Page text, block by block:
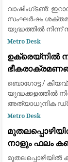
വഴിതേടി
വാഷിംഗ്ടൺ:
സംഘർഷം
യുദ്ധത്തിൽ നിന്ന്
പുറത്തുകടക്കാനുള്ള
നീക്കം
Metro Desk
ഉക്രെയ്നിൽ
ലഹരി
ബൊഗോട്ട /
യുദ്ധക്കളത്തിൽ
അത്യാധുനിക
സൈന്യത്തിനും
Metro Desk
നാളും ഫലം
മുതലപ്പൊഴിയിൽ